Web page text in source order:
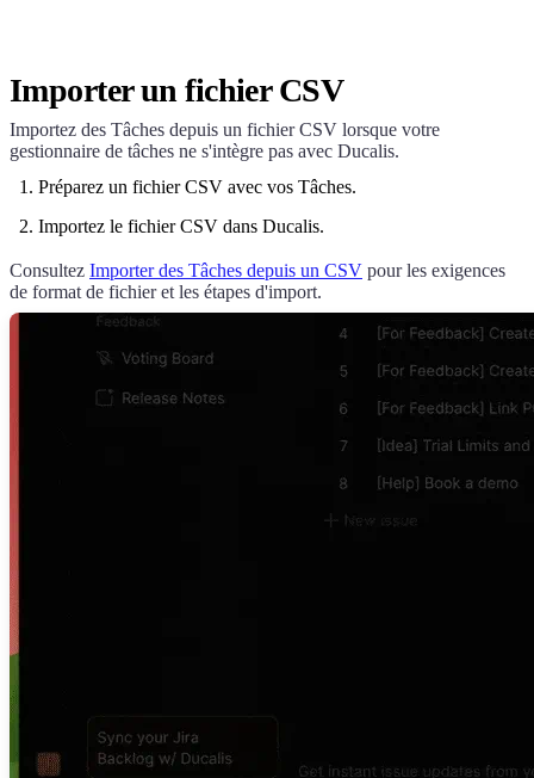
Importer un fichier CSV
Importez des Tâches depuis un fichier CSV lorsque votre
gestionnaire de tâches ne s'intègre pas avec Ducalis.
Préparez un fichier CSV avec vos Tâches.
Importez le fichier CSV dans Ducalis.
Consultez Importer des Tâches depuis un CSV pour les exigences
de format de fichier et les étapes d'import.